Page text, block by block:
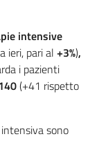
intensive
ieri, pari al +3%),
i pazienti
(+41 rispetto
sono